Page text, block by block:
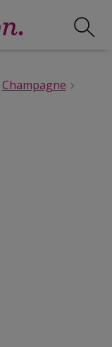
Champagne